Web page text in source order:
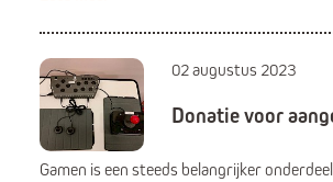
02 augustus 2023
Donatie voor
Gamen is een steeds belangrijker